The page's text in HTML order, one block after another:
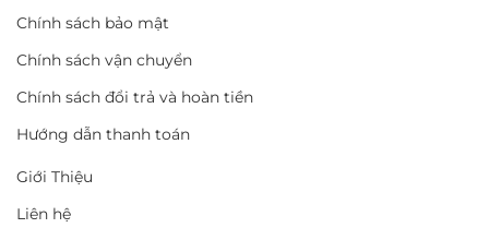
Chính sách bảo mật
Chính sách vận chuyển
Chính sách đổi trả và hoàn tiền
Hướng dẫn thanh toán
Giới Thiệu
Liên hệ